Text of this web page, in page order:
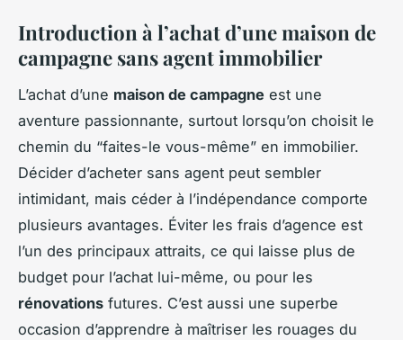
Introduction à l’achat d’une maison de
campagne sans agent immobilier
L’achat d’une maison de campagne est une
aventure passionnante, surtout lorsqu’on choisit le
chemin du “faites-le vous-même” en immobilier.
Décider d’acheter sans agent peut sembler
intimidant, mais céder à l’indépendance comporte
plusieurs avantages. Éviter les frais d’agence est
l’un des principaux attraits, ce qui laisse plus de
budget pour l’achat lui-même, ou pour les
rénovations futures. C’est aussi une superbe
occasion d’apprendre à maîtriser les rouages du